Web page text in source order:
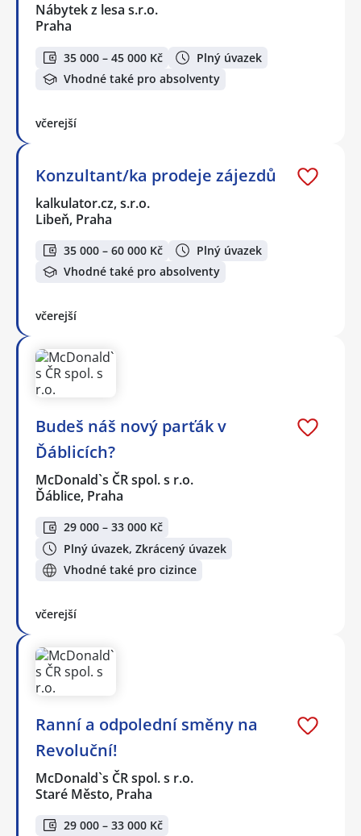
Nábytek z lesa s.r.o.
Praha
35 000 – 45 000 Kč
Plný úvazek
Vhodné také pro absolventy
včerejší
Konzultant/ka prodeje zájezdů
kalkulator.cz, s.r.o.
Libeň, Praha
35 000 – 60 000 Kč
Plný úvazek
Vhodné také pro absolventy
včerejší
Budeš náš nový parťák v
Ďáblicích?
McDonald`s ČR spol. s r.o.
Ďáblice, Praha
29 000 – 33 000 Kč
Plný úvazek, Zkrácený úvazek
Vhodné také pro cizince
včerejší
Ranní a odpolední směny na
Revoluční!
McDonald`s ČR spol. s r.o.
Staré Město, Praha
29 000 – 33 000 Kč